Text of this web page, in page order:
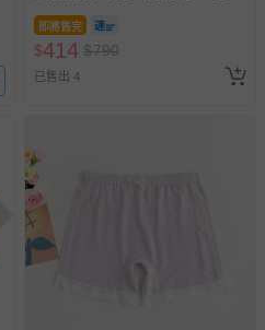
7天（含例假日內提出），如為
將由媽咪愛負責處理，若非瑕疵
>『已出貨』中查詢該筆訂單，
行申請。若有相關退貨問題，請
，如因部份退貨，而該訂單保
原價計算，活動贈品亦需一併退
的規定，不適用七天鑑賞期/猶
即將售完
$414 $790
已售出 4